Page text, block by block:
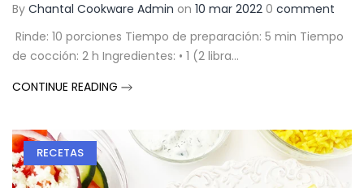
By Chantal Cookware Admin on 10 mar 2022 0 comment
Rinde: 10 porciones Tiempo de preparación: 5 min Tiempo
de cocción: 2 h Ingredientes: • 1 (2 libra...
CONTINUE READING
RECETAS